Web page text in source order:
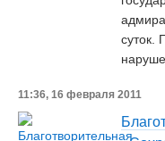
суток.
11:36, 16 февраля 2011